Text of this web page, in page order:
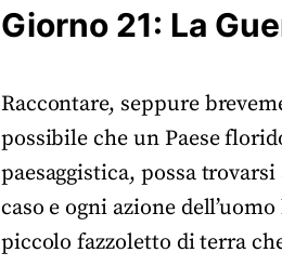
Giorno 21: La
Raccontare, seppure
possibile che un Paese
paesaggistica, possa
caso e ogni azione
piccolo fazzoletto di terra